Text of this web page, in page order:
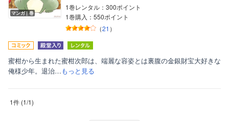
マンガ｜巻
1巻レンタル：300ポイント
1巻購入：550ポイント
（21 ）
蜜柑から生まれた蜜柑次郎は、端麗な容姿とは裏腹の金銀財宝大好きな
俺様少年。退治…もっと見る
1件 (1/1)